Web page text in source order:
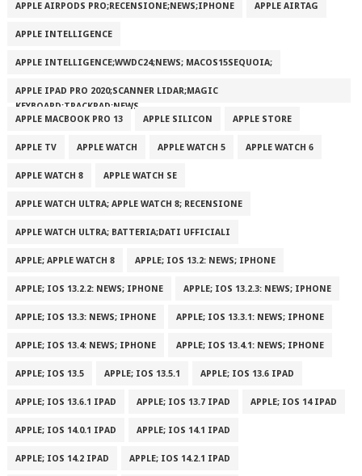
APPLE AIRPODS PRO;RECENSIONE;NEWS;IPHONE APPLE AIRTAG
APPLE INTELLIGENCE
APPLE INTELLIGENCE;WWDC24;NEWS; MACOS15SEQUOIA;
APPLE IPAD PRO 2020;SCANNER LIDAR;MAGIC
KEYBOARD;TRACKPAD;NEWS
APPLE MACBOOK PRO 13
APPLE SILICON APPLE STORE
APPLE TV APPLE WATCH APPLE WATCH 5 APPLE WATCH 6
APPLE WATCH 8 APPLE WATCH SE
APPLE WATCH ULTRA; APPLE WATCH 8; RECENSIONE
APPLE WATCH ULTRA; BATTERIA;DATI UFFICIALI
APPLE; APPLE WATCH 8 APPLE; IOS 13.2: NEWS; IPHONE
APPLE; IOS 13.2.2: NEWS; IPHONE APPLE; IOS 13.2.3: NEWS; IPHONE
APPLE; IOS 13.3: NEWS; IPHONE APPLE; IOS 13.3.1: NEWS; IPHONE
APPLE; IOS 13.4: NEWS; IPHONE APPLE; IOS 13.4.1: NEWS; IPHONE
APPLE; IOS 13.5 APPLE; IOS 13.5.1 APPLE; IOS 13.6 IPAD
APPLE; IOS 13.6.1 IPAD APPLE; IOS 13.7 IPAD APPLE; IOS 14 IPAD
APPLE; IOS 14.0.1 IPAD APPLE; IOS 14.1 IPAD
APPLE; IOS 14.2 IPAD APPLE; IOS 14.2.1 IPAD